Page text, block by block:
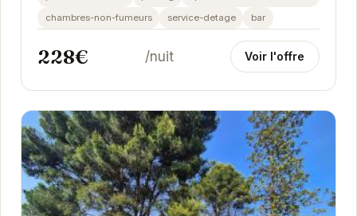
chambres-non-fumeurs
service-detage bar
228€ /nuit Voir l'offre